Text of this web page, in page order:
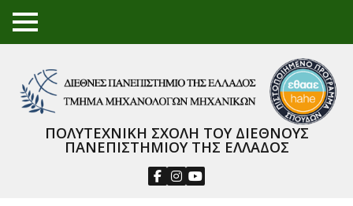
TO
GGL
NU
ΠΟΛΥΤΕΧΝΙΚΗ ΣΧΟΛΗ ΤΟΥ ΔΙΕΘΝΟΥΣ
ΠΑΝΕΠΙΣΤΗΜΙΟΥ ΤΗΣ ΕΛΛΑΔΟΣ